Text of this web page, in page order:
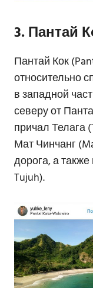
3. Пантай
Пантай Кок
относительно
в западной
северу от
причал Телага
Мат Чинчанг
дорога, а
Tujuh).